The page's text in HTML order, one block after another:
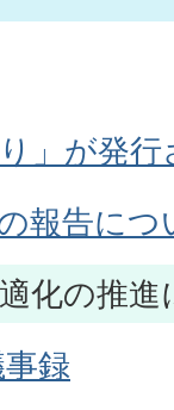
」が発
報告につ
化の推
録